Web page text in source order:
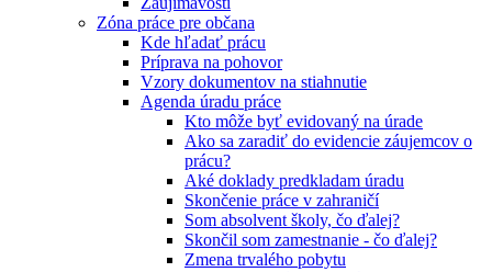
Zóna práce pre občana
Kde hľadať prácu
Príprava na pohovor
Vzory dokumentov na stiahnutie
Agenda úradu práce
Kto môže byť evidovaný na úrade
Ako sa zaradiť do evidencie záujemcov o
prácu?
Aké doklady predkladam úradu
Skončenie práce v zahraničí
Som absolvent školy, čo ďalej?
Skončil som zamestnanie - čo ďalej?
Zmena trvalého pobytu